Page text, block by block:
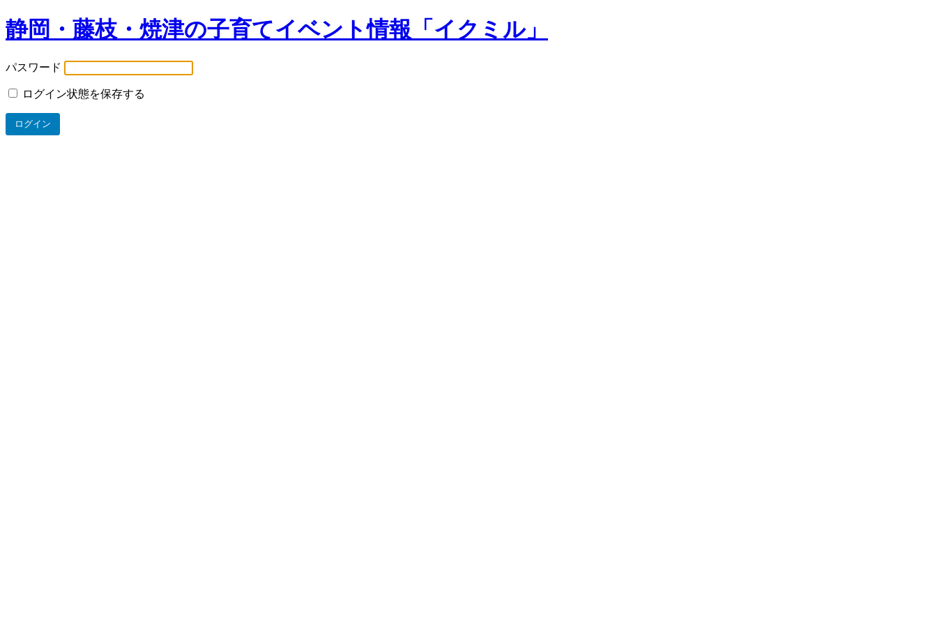
静岡・藤枝・焼津の子育てイベント情報「イクミル」
パスワード
ログイン状態を保存する